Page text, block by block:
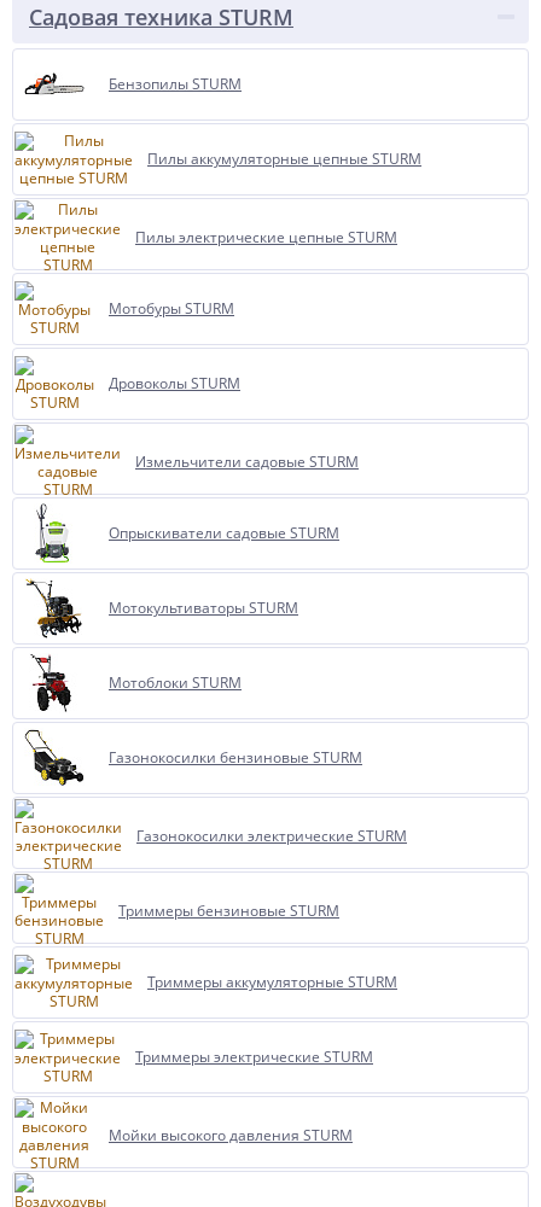
Садовая техника STURM
Бензопилы STURM
Пилы аккумуляторные цепные STURM
Пилы электрические цепные STURM
Мотобуры STURM
Дровоколы STURM
Измельчители садовые STURM
Опрыскиватели садовые STURM
Мотокультиваторы STURM
Мотоблоки STURM
Газонокосилки бензиновые STURM
Газонокосилки электрические STURM
Триммеры бензиновые STURM
Триммеры аккумуляторные STURM
Триммеры электрические STURM
Мойки высокого давления STURM